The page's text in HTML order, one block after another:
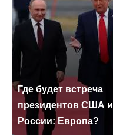
Где будет встреча
президентов США и
России: Европа?